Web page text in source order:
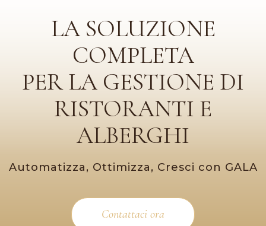
LA SOLUZIONE
COMPLETA
PER LA GESTIONE DI
RISTORANTI E
ALBERGHI
Automatizza, Ottimizza, Cresci con GALA
Contattaci ora